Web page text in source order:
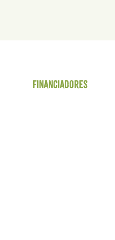
Financiadores